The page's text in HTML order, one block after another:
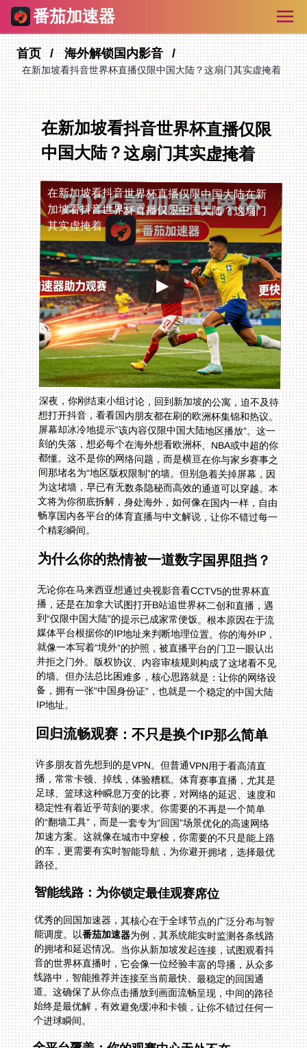
番茄加速器
首页 海外解锁国内影音
在新加坡看抖音世界杯直播仅限中国大陆？这扇门其实虚掩着
在新加坡看抖音世界杯直播仅限
中国大陆？这扇门其实虚掩着
在新加坡看抖音世界杯直播仅限中国大陆在新
加坡看抖音世界杯直播仅限中国大陆？这扇门
其实虚掩着
深夜，你刚结束小组讨论，回到新加坡的公寓，迫不及待
想打开抖音，看看国内朋友都在刷的欧洲杯集锦和热议。
屏幕却冰冷地提示“该内容仅限中国大陆地区播放”。这一
刻的失落，想必每个在海外想看欧洲杯、NBA或中超的你
都懂。这不是你的网络问题，而是横亘在你与家乡赛事之
间那堵名为“地区版权限制”的墙。但别急着关掉屏幕，因
为这堵墙，早已有无数条隐秘而高效的通道可以穿越。本
文将为你彻底拆解，身处海外，如何像在国内一样，自由
畅享国内各平台的体育直播与中文解说，让你不错过每一
个精彩瞬间。
为什么你的热情被一道数字国界阻挡？
无论你在马来西亚想通过央视影音看CCTV5的世界杯直
播，还是在加拿大试图打开B站追世界杯二创和直播，遇
到“仅限中国大陆”的提示已成家常便饭。根本原因在于流
媒体平台根据你的IP地址来判断地理位置。你的海外IP，
就像一本写着“境外”的护照，被直播平台的门卫一眼认出
并拒之门外。版权协议、内容审核规则构成了这堵看不见
的墙。但办法总比困难多，核心思路就是：让你的网络设
备，拥有一张“中国身份证”，也就是一个稳定的中国大陆
IP地址。
回归流畅观赛：不只是换个IP那么简单
许多朋友首先想到的是VPN。但普通VPN用于看高清直
播，常常卡顿、掉线，体验糟糕。体育赛事直播，尤其是
足球、篮球这种瞬息万变的比赛，对网络的延迟、速度和
稳定性有着近乎苛刻的要求。你需要的不再是一个简单
的“翻墙工具”，而是一套专为“回国”场景优化的高速网络
加速方案。这就像在城市中穿梭，你需要的不只是能上路
的车，更需要有实时智能导航，为你避开拥堵，选择最优
路径。
智能线路：为你锁定最佳观赛席位
优秀的回国加速器，其核心在于全球节点的广泛分布与智
能调度。以番茄加速器为例，其系统能实时监测各条线路
的拥堵和延迟情况。当你从新加坡发起连接，试图观看抖
音的世界杯直播时，它会像一位经验丰富的导播，从众多
线路中，智能推荐并连接至当前最快、最稳定的回国通
道。这确保了从你点击播放到画面流畅呈现，中间的路径
始终是最优解，有效避免缓冲和卡顿，让你不错过任何一
个进球瞬间。